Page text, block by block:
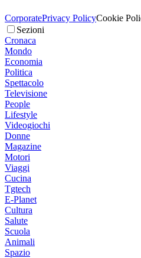
CorporatePrivacy PolicyCookie
Sezioni
Cronaca
Mondo
Economia
Politica
Spettacolo
Televisione
People
Lifestyle
Videogiochi
Donne
Magazine
Motori
Viaggi
Cucina
Tgtech
E-Planet
Cultura
Salute
Scuola
Animali
Spazio